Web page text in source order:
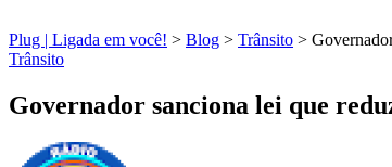
Plug | Ligada em você! > Blog > Trânsito >
Trânsito
Governador sanciona lei que